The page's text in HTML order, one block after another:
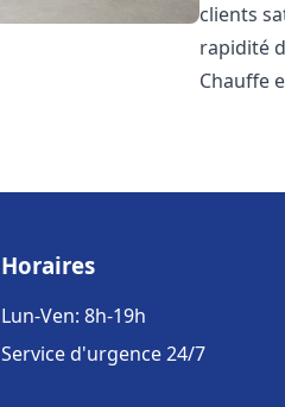
clients
rapidité
Chauffe e
Horaires
Lun-Ven: 8h-19h
Service d'urgence 24/7